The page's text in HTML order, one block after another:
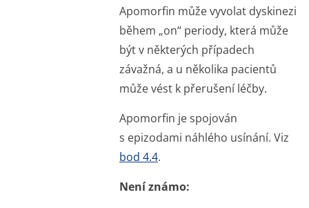
Apomorfin může vyvolat dyskinezi
během „on“ periody, která může
být v některých případech
závažná, a u několika pacientů
může vést k přerušení léčby.
Apomorfin je spojován
s epizodami náhlého usínání. Viz
bod 4.4.
Není známo: